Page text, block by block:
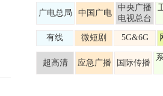
广电总局 中国广电
中央广播
电视总台
有线 微短剧 5G&6G
超高清 应急广播 国际传播